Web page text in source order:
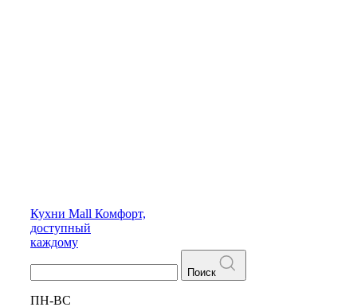
Кухни Mall Комфорт,
доступный
каждому
Поиск
ПН-ВС